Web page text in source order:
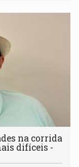
na corrida
difíceis -